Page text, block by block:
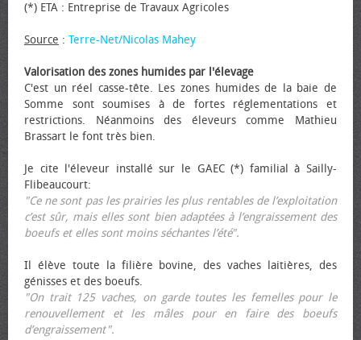
(*) ETA : Entreprise de Travaux Agricoles
Source : Terre-Net/Nicolas Mahey
Valorisation des zones humides par l'élevage
C'est un réel casse-tête. Les zones humides de la baie de
Somme sont soumises à de fortes réglementations et
restrictions. Néanmoins des éleveurs comme Mathieu
Brassart le font très bien.
Je cite l'éleveur installé sur le GAEC (*) familial à Sailly-
Flibeaucourt:
"Ce ne sont pas les prairies les plus rentables de l’exploitation
c’est sûr, mais elles sont bien adaptées à l’engraissement des
bœufs et elles sont moins séchantes l’été".
Il élève toute la filière bovine, des vaches laitières, des
génisses et des bœufs.
"On trait 125 vaches, on garde toutes les femelles pour le
renouvellement et les mâles pour en faire des bœufs
d’engraissement".